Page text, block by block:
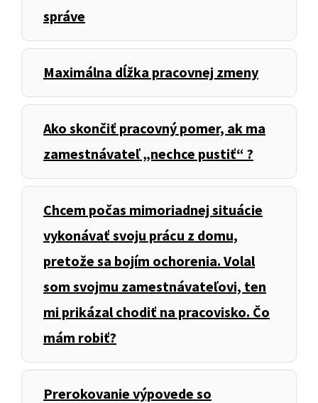
správe
Maximálna dĺžka pracovnej zmeny
Ako skončiť pracovný pomer, ak ma
zamestnávateľ „nechce pustiť“ ?
Chcem počas mimoriadnej situácie
vykonávať svoju prácu z domu,
pretože sa bojím ochorenia. Volal
som svojmu zamestnávateľovi, ten
mi prikázal chodiť na pracovisko. Čo
mám robiť?
Prerokovanie výpovede so